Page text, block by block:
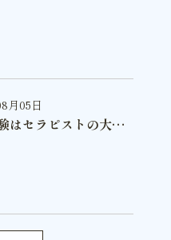
月05日
はセラピストの大き